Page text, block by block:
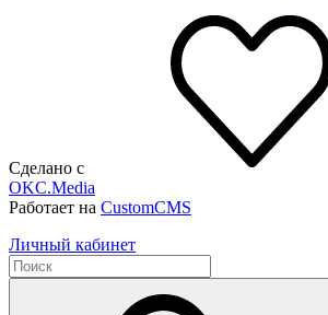
Сделано с
OKC.Media
Работает на CustomCMS
Личный кабинет